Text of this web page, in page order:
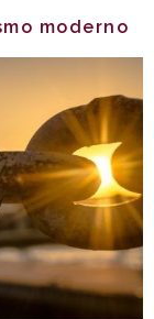
moderno